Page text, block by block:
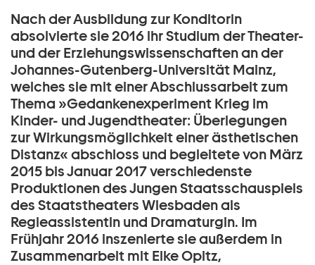
Nach der Ausbildung zur Konditorin
absolvierte sie 2016 ihr Studium der Theater-
und der Erziehungswissenschaften an der
Johannes-Gutenberg-Universität Mainz,
welches sie mit einer Abschlussarbeit zum
Thema »Gedankenexperiment Krieg im
Kinder- und Jugendtheater: Überlegungen
zur Wirkungsmöglichkeit einer ästhetischen
Distanz« abschloss und begleitete von März
2015 bis Januar 2017 verschiedenste
Produktionen des Jungen Staatsschauspiels
des Staatstheaters Wiesbaden als
Regieassistentin und Dramaturgin. Im
Frühjahr 2016 inszenierte sie außerdem in
Zusammenarbeit mit Elke Opitz,